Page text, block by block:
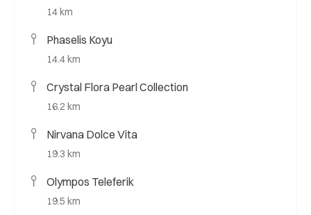
14 km
Phaselis Koyu
14.4 km
Crystal Flora Pearl Collection
16.2 km
Nirvana Dolce Vita
19.3 km
Olympos Teleferik
19.5 km